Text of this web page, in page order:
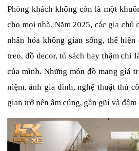
Phòng khách không còn là một
cho mọi nhà. Năm 2025, các gia chủ
nhân hóa không gian sống, thể hiện
treo, đồ decor, tủ sách hay thậm chí
của mình. Những món đồ mang giá
niệm, ảnh gia đình, nghệ thuật thủ
gian trở nên ấm cúng, gần gũi và đậm